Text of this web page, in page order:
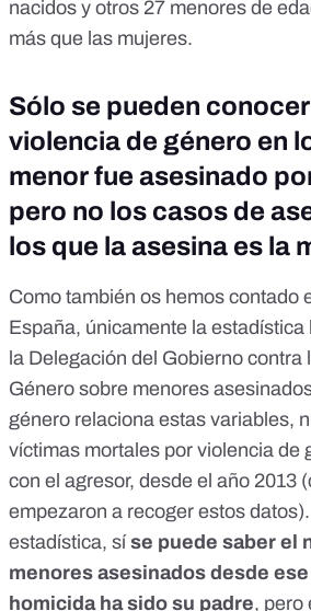
nacidos y otros 27 menores de
más que las mujeres.
Sólo se pueden
violencia de género en
menor fue asesinado
pero no los casos de
los que la asesina es la
Como también os hemos contado
España, únicamente la estadística
la Delegación del Gobierno contra
Género sobre menores
género relaciona estas variables,
víctimas mortales por violencia de
con el agresor, desde el año 2013
empezaron a recoger estos
estadística, síse puede saber el
menores asesinados desde
homicida ha sido su padre, pero